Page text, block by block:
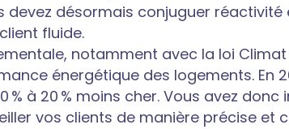
devez désormais conjuguer réactivité
fluide.
notamment avec la loi Climat
énergétique des logements. En
% à 20 % moins cher. Vous avez donc
vos clients de manière précise et